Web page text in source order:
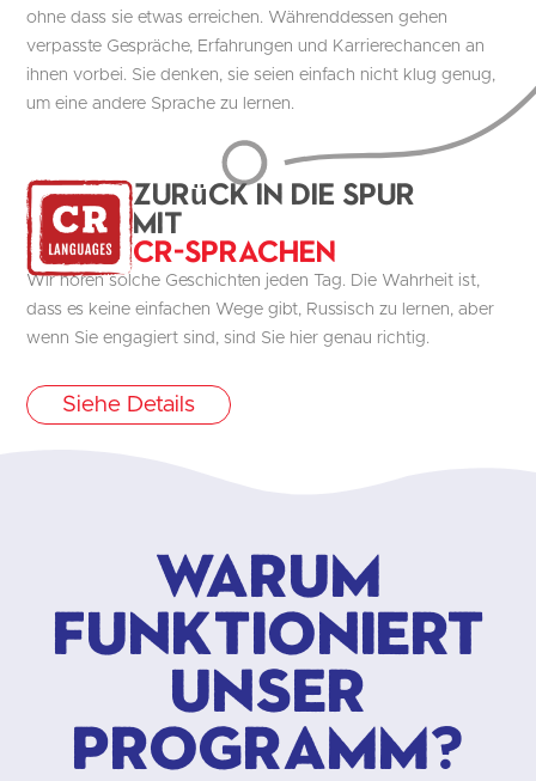
ohne dass sie etwas erreichen. Währenddessen gehen
verpasste Gespräche, Erfahrungen und Karrierechancen an
ihnen vorbei. Sie denken, sie seien einfach nicht klug genug,
um eine andere Sprache zu lernen.
Zurück in die Spur
mit
CR-Sprachen
Wir hören solche Geschichten jeden Tag. Die Wahrheit ist,
dass es keine einfachen Wege gibt, Russisch zu lernen, aber
wenn Sie engagiert sind, sind Sie hier genau richtig.
Siehe Details
Warum
funktioniert
unser
Programm?